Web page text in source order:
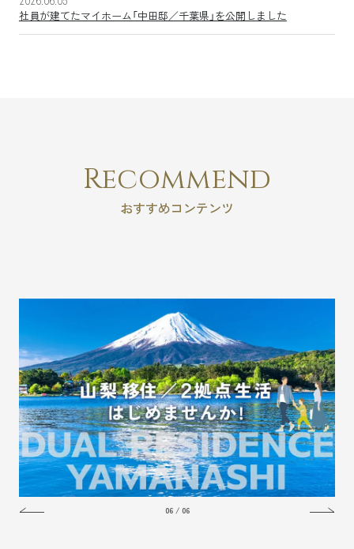
社員が建てたマイホーム「中田邸／千葉県」を公開しました
Recommend
おすすめコンテンツ
01/ 06